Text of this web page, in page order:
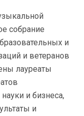
собрание
и
и ветеранов
лауреаты
и бизнеса,
и